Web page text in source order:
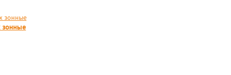
зонные